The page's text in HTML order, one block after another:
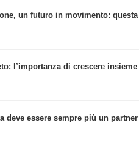
un futuro in movimento: questa
l’importanza di crescere insieme
deve essere sempre più un partner